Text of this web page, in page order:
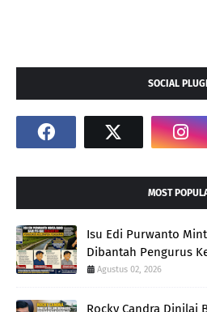
SOCIAL
MOST
Isu Edi Purwanto
Dibantah Pengurus
Agustus 02, 2026
Rocky Candra Dinilai